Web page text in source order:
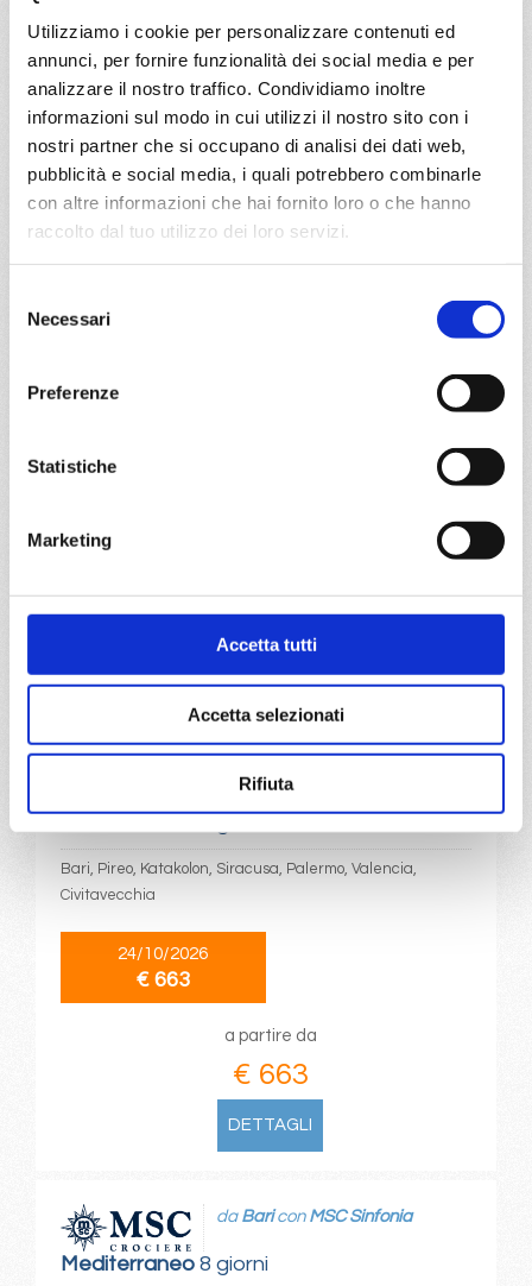
Utilizziamo i cookie per personalizzare contenuti ed
annunci, per fornire funzionalità dei social media e per
analizzare il nostro traffico. Condividiamo inoltre
informazioni sul modo in cui utilizzi il nostro sito con i
nostri partner che si occupano di analisi dei dati web,
pubblicità e social media, i quali potrebbero combinarle
con altre informazioni che hai fornito loro o che hanno
raccolto dal tuo utilizzo dei loro servizi.
delNecessari
Preferenze
Statistiche
Marketing
Accetta tutti
Accetta selezionati
Rifiuta
06/10/2026
€ 663
13/10/2026
€ 663
a partire da
€ 663
DETTAGLI
Mediterraneo
a partire da
€ 663
DETTAGLI
daBari con
Bari, Pireo, Katakolon, Siracusa, Palermo, Valencia,
Civitavecchia
24/10/2026
€ 663
a partire da
€ 663
DETTAGLI
Mediterraneo8 giorni
da Baricon MSC Sinfonia